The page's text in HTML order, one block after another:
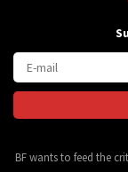
BF wants to feed the